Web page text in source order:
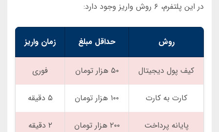
در این پلتفرم، ۶ روش واریز وجود دارد:
روش حداقل مبلغ زمان واریز
کیف پول دیجیتال ۵۰ هزار تومان فوری
کارت به کارت ۱۰۰ هزار تومان ۵ دقیقه
پایانه پرداخت ۲۰۰ هزار تومان ۲ دقیقه